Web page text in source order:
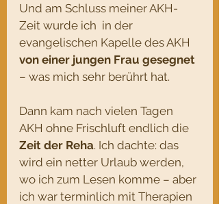
Und am Schluss meiner AKH-
Zeit wurde ich  in der
evangelischen Kapelle des AKH
von einer jungen Frau gesegnet
– was mich sehr berührt hat.
Dann kam nach vielen Tagen
AKH ohne Frischluft endlich die
Zeit der Reha. Ich dachte: das
wird ein netter Urlaub werden,
wo ich zum Lesen komme – aber
ich war terminlich mit Therapien